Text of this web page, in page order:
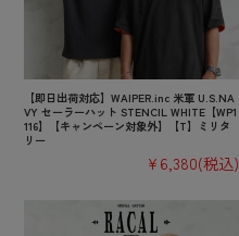
【即日出荷対応】WAIPER.inc 米軍 U.S.NA
VY セーラーハット STENCIL WHITE【WP1
116】【キャンペーン対象外】【T】ミリタ
リー
¥6,380(税込)